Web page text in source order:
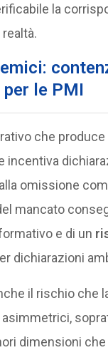
la
le PMI
che
incentiva
omissione
mancato
e di un
dichiarazioni
il rischio che
dimensioni